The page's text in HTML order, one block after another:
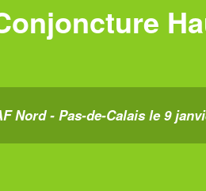
Nord - Pas-de-Calais le 9